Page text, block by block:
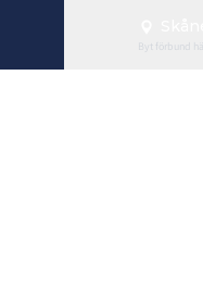
Byt förbund här